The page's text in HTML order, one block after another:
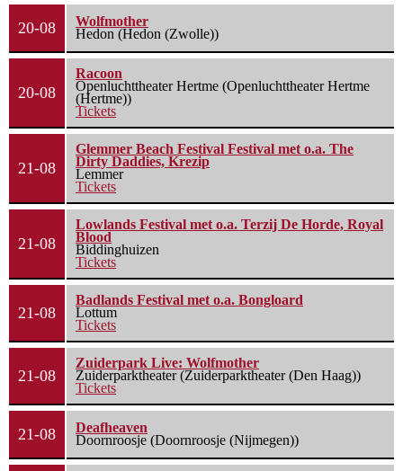
20-08
Wolfmother
Hedon (Hedon (Zwolle))
20-08
Racoon
Openluchttheater Hertme (Openluchttheater Hertme
(Hertme))
Tickets
21-08
Glemmer Beach Festival Festival met o.a. The
Dirty Daddies, Krezip
Lemmer
Tickets
21-08
Lowlands Festival met o.a. Terzij De Horde, Royal
Blood
Biddinghuizen
Tickets
21-08
Badlands Festival met o.a. Bongloard
Lottum
Tickets
21-08
Zuiderpark Live: Wolfmother
Zuiderparktheater (Zuiderparktheater (Den Haag))
Tickets
21-08
Deafheaven
Doornroosje (Doornroosje (Nijmegen))